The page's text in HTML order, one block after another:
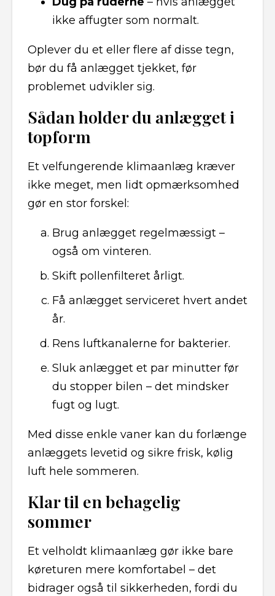
ikke affugter som normalt.
Oplever du et eller flere af disse tegn,
bør du få anlægget tjekket, før
problemet udvikler sig.
Sådan holder du anlægget i
topform
Et velfungerende klimaanlæg kræver
ikke meget, men lidt opmærksomhed
gør en stor forskel:
Brug anlægget regelmæssigt –
også om vinteren.
Skift pollenfilteret årligt.
Få anlægget serviceret hvert andet
år.
Rens luftkanalerne for bakterier.
Sluk anlægget et par minutter før
du stopper bilen – det mindsker
fugt og lugt.
Med disse enkle vaner kan du forlænge
anlæggets levetid og sikre frisk, kølig
luft hele sommeren.
Klar til en behagelig
sommer
Et velholdt klimaanlæg gør ikke bare
køreturen mere komfortabel – det
bidrager også til sikkerheden, fordi du